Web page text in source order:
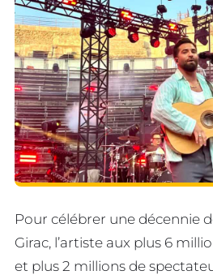
Pour célébrer une décennie
Girac, l’artiste aux plus 6
et plus 2 millions de